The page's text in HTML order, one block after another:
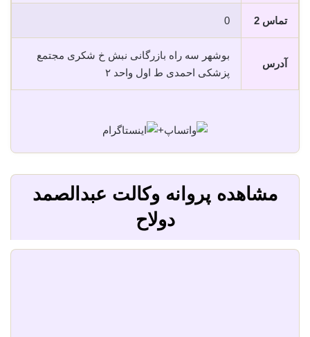
تماس 2 0
آدرس
بوشهر سه راه بازرگانی نبش خ شکری مجتمع
پزشکی احمدی ط اول واحد ٢
+
مشاهده پروانه وکالت عبدالصمد
دولاح